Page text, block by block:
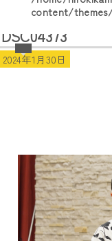
content/
DSC04373
2024年1月30日